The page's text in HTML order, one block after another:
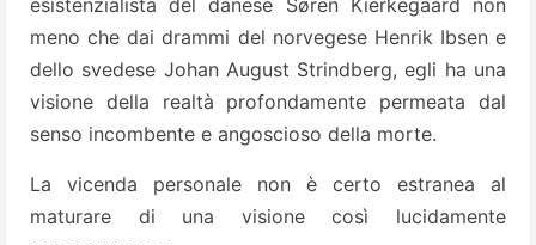
esistenzialista del danese Søren Kierkegaard non
meno che dai drammi del norvegese Henrik Ibsen e
dello svedese Johan August Strindberg, egli ha una
visione della realtà profondamente permeata dal
senso incombente e angoscioso della morte.
La vicenda personale non è certo estranea al
maturare di una visione così lucidamente